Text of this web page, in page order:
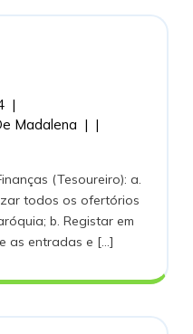
14
De
|
MadalenaFINANÇAS
| |
todos os ofertórios
b. Registar em
as entradas e [...]